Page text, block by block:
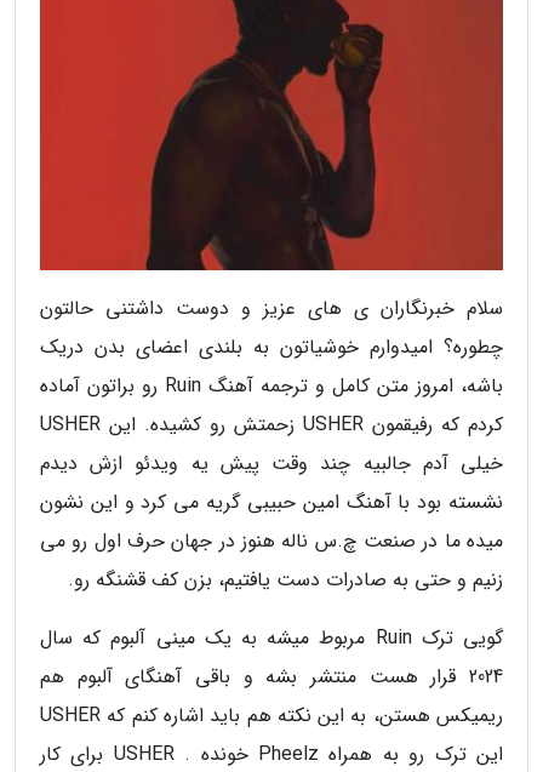
سلام خبرنگاران ی های عزیز و دوست داشتنی حالتون
چطوره؟ امیدوارم خوشیاتون به بلندی اعضای بدن دریک
باشه، امروز متن کامل و ترجمه آهنگ Ruin رو براتون آماده
کردم که رفیقمون USHER زحمتش رو کشیده. این USHER
خیلی آدم جالبیه چند وقت پیش یه ویدئو ازش دیدم
نشسته بود با آهنگ امین حبیبی گریه می کرد و این نشون
میده ما در صنعت چ.س ناله هنوز در جهان حرف اول رو می
زنیم و حتی به صادرات دست یافتیم، بزن کف قشنگه رو.
گویی ترک Ruin مربوط میشه به یک مینی آلبوم که سال
2024 قرار هست منتشر بشه و باقی آهنگای آلبوم هم
ریمیکس هستن، به این نکته هم باید اشاره کنم که USHER
این ترک رو به همراه Pheelz خونده . USHER برای کار